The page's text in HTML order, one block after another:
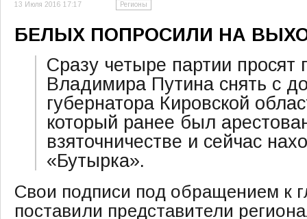
13 Июля 2016 17:17 Регионы
БЕЛЫХ ПОПРОСИЛИ НА
Сразу четыре партии просят
Владимира Путина снять с
губернатора Кировской
который ранее был
взяточничестве и сейчас
«Бутырка».
Свои подписи под обращением к
поставили представители